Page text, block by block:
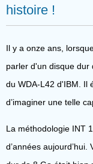
histoire !
Il y a onze ans,
parler d'un disque dur
du WDA-L42 d'IBM. Il
d’imaginer une telle
La méthodologie INT
d’années